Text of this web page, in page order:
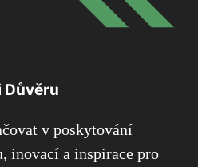
Důvěru
v poskytování
inovací a inspirace pro